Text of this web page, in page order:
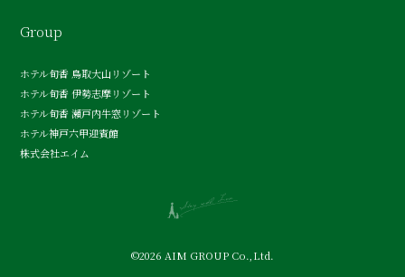
Group
ホテル旬香 鳥取大山リゾート
ホテル旬香 伊勢志摩リゾート
ホテル旬香 瀬戸内牛窓リゾート
ホテル神戸六甲迎賓館
株式会社エイム
©2026 AIM GROUP Co.,Ltd.